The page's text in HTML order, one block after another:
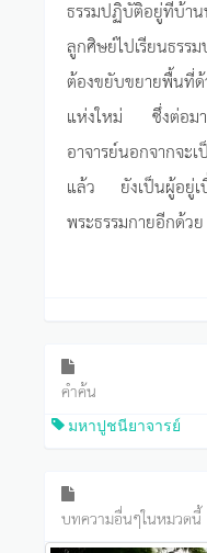
ธรรมปฏิบัติอยู่ที่บ้า
ลูกศิษย์ไปเรียนธร
ต้องขยับขยายพื้นที่ด้
แห่งใหม่ ซึ่งต่อม
อาจารย์นอกจากจะ
แล้ว ยังเป็นผู้อยู่เบื้
พระธรรมกายอีกด้วย
คำค้น
มหาปูชนียาจารย์
บทความอื่นๆในหมวดนี้